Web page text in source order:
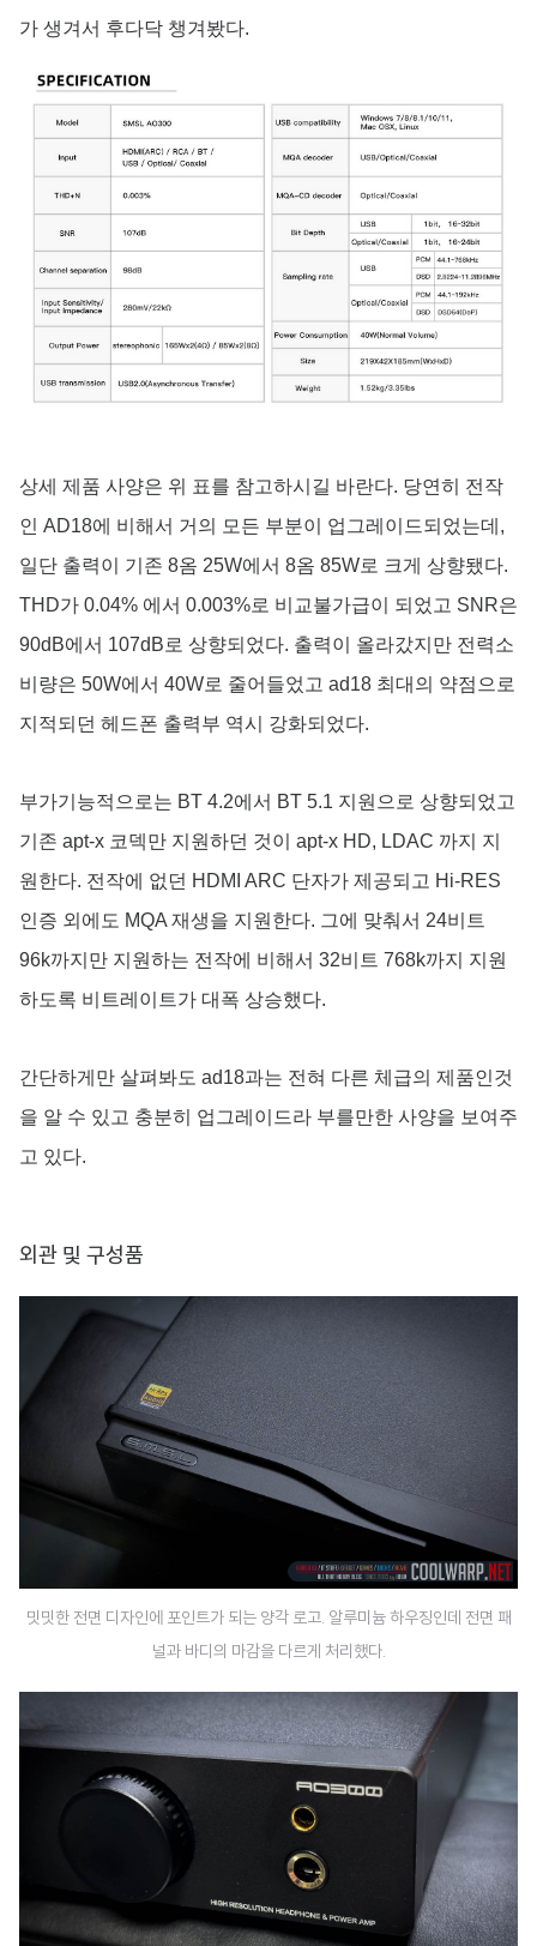
가 생겨서 후다닥 챙겨봤다.
상세 제품 사양은 위 표를 참고하시길 바란다. 당연히 전작
인 AD18에 비해서 거의 모든 부분이 업그레이드되었는데,
일단 출력이 기존 8옴 25W에서 8옴 85W로 크게 상향됐다.
THD가 0.04% 에서 0.003%로 비교불가급이 되었고 SNR은
90dB에서 107dB로 상향되었다. 출력이 올라갔지만 전력소
비량은 50W에서 40W로 줄어들었고 ad18 최대의 약점으로
지적되던 헤드폰 출력부 역시 강화되었다.
부가기능적으로는 BT 4.2에서 BT 5.1 지원으로 상향되었고
기존 apt-x 코덱만 지원하던 것이 apt-x HD, LDAC 까지 지
원한다. 전작에 없던 HDMI ARC 단자가 제공되고 Hi-RES
인증 외에도 MQA 재생을 지원한다. 그에 맞춰서 24비트
96k까지만 지원하는 전작에 비해서 32비트 768k까지 지원
하도록 비트레이트가 대폭 상승했다.
간단하게만 살펴봐도 ad18과는 전혀 다른 체급의 제품인것
을 알 수 있고 충분히 업그레이드라 부를만한 사양을 보여주
고 있다.
외관 및 구성품
밋밋한 전면 디자인에 포인트가 되는 양각 로고. 알루미늄 하우징인데 전면 패
널과 바디의 마감을 다르게 처리했다.